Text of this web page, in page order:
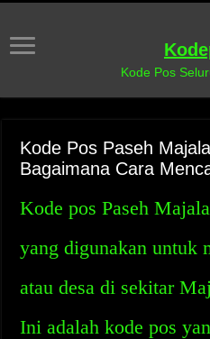
Kode Pos
Kode Pos Paseh
Bagaimana Cara
Kode pos Paseh
yang digunakan untuk
atau desa di sekitar
Ini adalah kode pos